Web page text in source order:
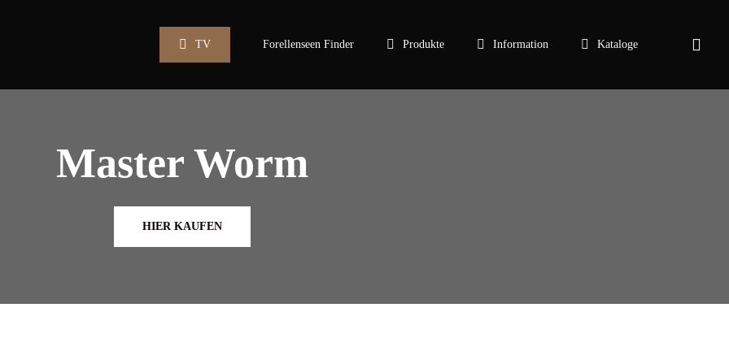
TV Forellenseen Finder Produkte Information Kataloge
Master Worm
HIER KAUFEN